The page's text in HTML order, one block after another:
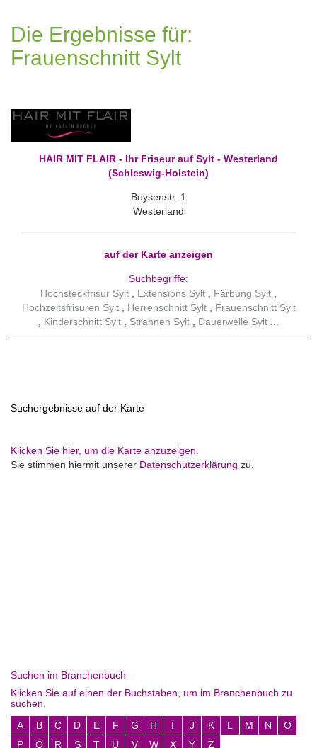
Die Ergebnisse für:
Frauenschnitt Sylt
HAIR MIT FLAIR - Ihr Friseur auf Sylt - Westerland
(Schleswig-Holstein)
Boysenstr. 1
Westerland
auf der Karte anzeigen
Suchbegriffe:
Hochsteckfrisur Sylt
Extensions Sylt
Färbung Sylt
Hochzeitsfrisuren Sylt
Herrenschnitt Sylt
Frauenschnitt Sylt
Kinderschnitt Sylt
Strähnen Sylt Dauerwelle Sylt
Suchergebnisse auf der Karte
Klicken Sie hier, um die Karte anzuzeigen.
Sie stimmen hiermit unserer Datenschutzerklärung zu.
Suchen im Branchenbuch
Klicken Sie auf einen der Buchstaben, um im Branchenbuch zu
suchen.
A
B C D E F G H I J K L M N
O
P
Q R S T U V W X Y Z